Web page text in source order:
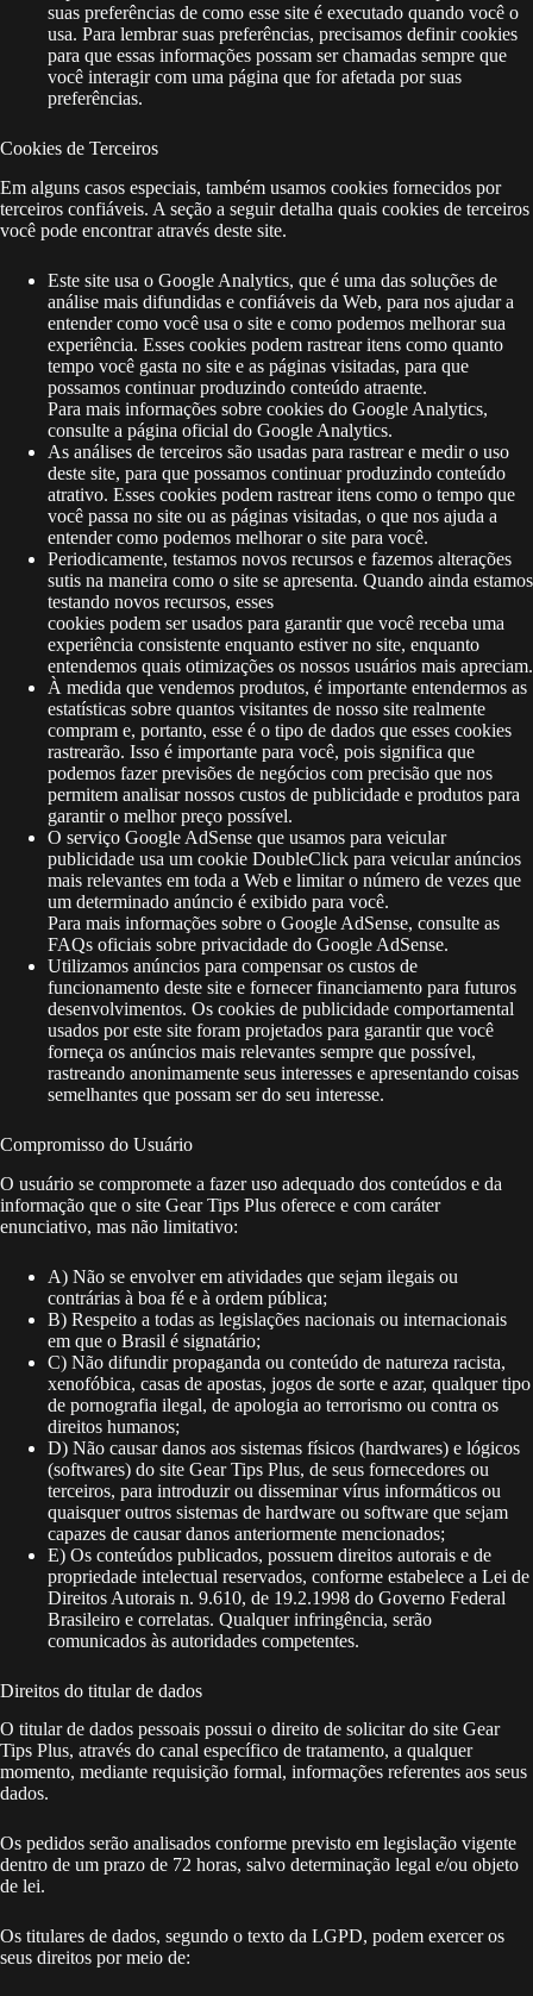
suas preferências de como esse site é executado quando você o
usa. Para lembrar suas preferências, precisamos definir cookies
para que essas informações possam ser chamadas sempre que
você interagir com uma página que for afetada por suas
preferências.
Cookies de Terceiros
Em alguns casos especiais, também usamos cookies fornecidos por
terceiros confiáveis. A seção a seguir detalha quais cookies de terceiros
você pode encontrar através deste site.
Este site usa o Google Analytics, que é uma das soluções de
análise mais difundidas e confiáveis ​​da Web, para nos ajudar a
entender como você usa o site e como podemos melhorar sua
experiência. Esses cookies podem rastrear itens como quanto
tempo você gasta no site e as páginas visitadas, para que
possamos continuar produzindo conteúdo atraente.
Para mais informações sobre cookies do Google Analytics,
consulte a página oficial do Google Analytics.
As análises de terceiros são usadas para rastrear e medir o uso
deste site, para que possamos continuar produzindo conteúdo
atrativo. Esses cookies podem rastrear itens como o tempo que
você passa no site ou as páginas visitadas, o que nos ajuda a
entender como podemos melhorar o site para você.
Periodicamente, testamos novos recursos e fazemos alterações
sutis na maneira como o site se apresenta. Quando ainda estamos
testando novos recursos, esses
cookies podem ser usados ​​para garantir que você receba uma
experiência consistente enquanto estiver no site, enquanto
entendemos quais otimizações os nossos usuários mais apreciam.
À medida que vendemos produtos, é importante entendermos as
estatísticas sobre quantos visitantes de nosso site realmente
compram e, portanto, esse é o tipo de dados que esses cookies
rastrearão. Isso é importante para você, pois significa que
podemos fazer previsões de negócios com precisão que nos
permitem analisar nossos custos de publicidade e produtos para
garantir o melhor preço possível.
O serviço Google AdSense que usamos para veicular
publicidade usa um cookie DoubleClick para veicular anúncios
mais relevantes em toda a Web e limitar o número de vezes que
um determinado anúncio é exibido para você.
Para mais informações sobre o Google AdSense, consulte as
FAQs oficiais sobre privacidade do Google AdSense.
Utilizamos anúncios para compensar os custos de
funcionamento deste site e fornecer financiamento para futuros
desenvolvimentos. Os cookies de publicidade comportamental
usados ​​por este site foram projetados para garantir que você
forneça os anúncios mais relevantes sempre que possível,
rastreando anonimamente seus interesses e apresentando coisas
semelhantes que possam ser do seu interesse.
Compromisso do Usuário
O usuário se compromete a fazer uso adequado dos conteúdos e da
informação que o site Gear Tips Plus oferece e com caráter
enunciativo, mas não limitativo:
A) Não se envolver em atividades que sejam ilegais ou
contrárias à boa fé e à ordem pública;
B) Respeito a todas as legislações nacionais ou internacionais
em que o Brasil é signatário;
C) Não difundir propaganda ou conteúdo de natureza racista,
xenofóbica, casas de apostas, jogos de sorte e azar, qualquer tipo
de pornografia ilegal, de apologia ao terrorismo ou contra os
direitos humanos;
D) Não causar danos aos sistemas físicos (hardwares) e lógicos
(softwares) do site Gear Tips Plus, de seus fornecedores ou
terceiros, para introduzir ou disseminar vírus informáticos ou
quaisquer outros sistemas de hardware ou software que sejam
capazes de causar danos anteriormente mencionados;
E) Os conteúdos publicados, possuem direitos autorais e de
propriedade intelectual reservados, conforme estabelece a Lei de
Direitos Autorais n. 9.610, de 19.2.1998 do Governo Federal
Brasileiro e correlatas. Qualquer infringência, serão
comunicados às autoridades competentes.
Direitos do titular de dados
O titular de dados pessoais possui o direito de solicitar do site Gear
Tips Plus, através do canal específico de tratamento, a qualquer
momento, mediante requisição formal, informações referentes aos seus
dados.
Os pedidos serão analisados conforme previsto em legislação vigente
dentro de um prazo de 72 horas, salvo determinação legal e/ou objeto
de lei.
Os titulares de dados, segundo o texto da LGPD, podem exercer os
seus direitos por meio de: